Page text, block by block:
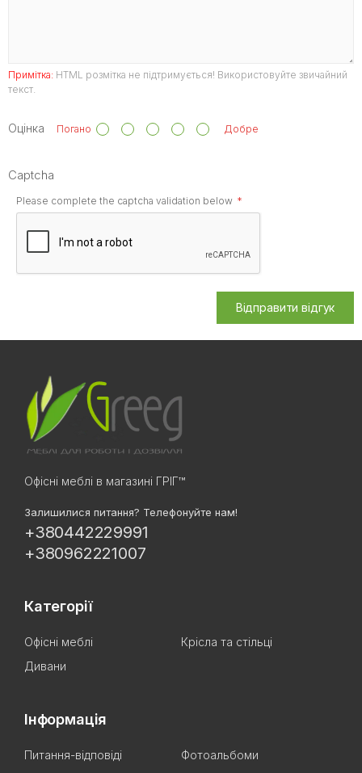
Примітка: HTML розмітка не підтримується! Використовуйте звичайний
текст.
Оцінка Погано Добре
Captcha
Please complete the captcha validation below
Відправити відгук
Офісні меблі в магазині ГРІГ™
Залишилися питання? Телефонуйте нам!
+380442229991
+380962221007
Категорії
Офісні меблі
Крісла та стільці
Дивани
Інформація
Питання-відповіді
Фотоальбоми